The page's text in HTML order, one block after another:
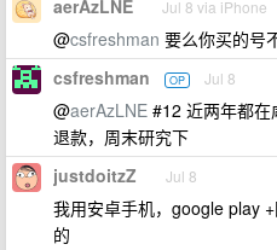
aerAzLNE Jul 8 via iPhone
@csfreshman 要么你买的号
csfreshman OP Jul 8
@aerAzLNE #12 近两年都在
退款，周末研究下
justdoitzZ Jul 8
我用安卓手机，google play
的